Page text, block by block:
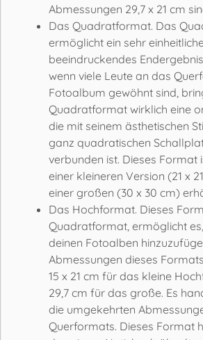
Abmessungen 29,7 x 21 cm
Das Quadratformat. Das
ermöglicht ein sehr
beeindruckendes
wenn viele Leute an das
Fotoalbum gewöhnt sind,
Quadratformat wirklich eine
die mit seinem ästhetischen
ganz quadratischen
verbunden ist. Dieses Format
einer kleineren Version (21 x
einer großen (30 x 30 cm)
Das Hochformat. Dieses
Quadratformat, ermöglicht
deinen Fotoalben
Abmessungen dieses
15 x 21 cm für das kleine
29,7 cm für das große. Es
die umgekehrten
Querformats. Dieses Format